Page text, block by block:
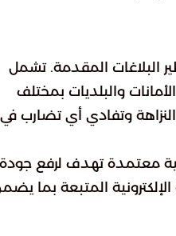
البلاغات المقدمة. تشمل
والبلديات بمختلف
وتفادي أي تضارب في
معتمدة تهدف لرفع جودة
المتبعة بما